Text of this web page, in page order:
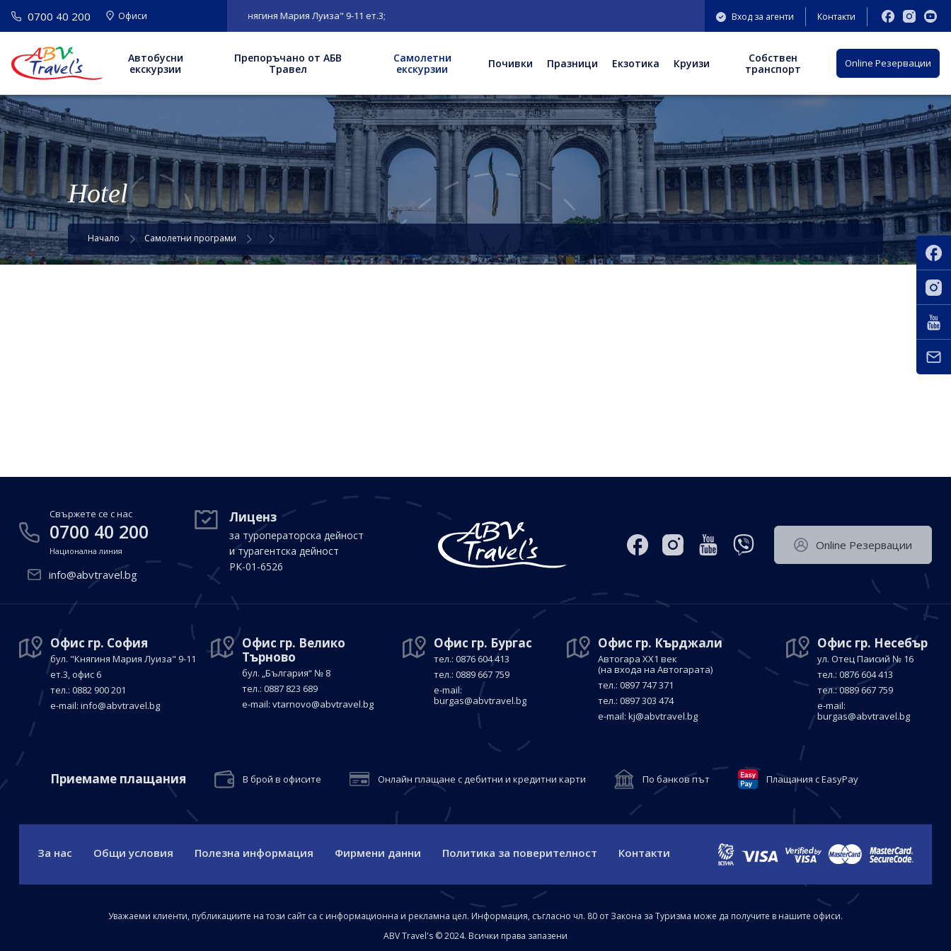
0700 40 200 Офиси
ВАЖНО: Нов адрес на офис София: бул. "Княгиня Мария Луиза" 9-11 ет.3; Вход за агенти Контакти
Автобусни
екскурзии
Препоръчано от АБВ
Травел
Самолетни
екскурзии
Почивки Празници Екзотика Круизи
Собствен
транспорт
Оnline Резервации
Hotel
Начало Самолетни програми
Свържете се с нас
0700 40 200
Национална линия
info@abvtravel.bg
Лиценз
за туроператорска дейност
и турагентска дейност
РК-01-6526
Оnline Резервации
Офис гр. София
бул. "Княгиня Мария Луиза" 9-11
ет.3, офис 6
тел.: 0882 900 201
е-mail: info@abvtravel.bg
Офис гр. Велико
Търново
бул. „България“ № 8
тел.: 0887 823 689
е-mail: vtarnovo@abvtravel.bg
Офис гр. Бургас
тел.: 0876 604 413
тел.: 0889 667 759
е-mail:
burgas@abvtravel.bg
Офис гр. Кърджали
Автогара ХХ1 век
(на входа на Автогарата)
тел.: 0897 747 371
тел.: 0897 303 474
е-mail: kj@abvtravel.bg
Офис гр. Несебър
ул. Отец Паисий № 16
тел.: 0876 604 413
тел.: 0889 667 759
е-mail:
burgas@abvtravel.bg
Приемaме плащания В брой в офисите Онлайн плащане с дебитни и кредитни карти По банков път Плащания с EasyPay
За нас Общи условия Полезна информация Фирмени данни Политика за поверителност Контакти
Уважаеми клиенти, публикациите на този сайт са с информационна и рекламна цел. Информация, съгласно чл. 80 от Закона за Туризма може да получите в нашите офиси.
ABV Travel's © 2024. Всички права запазени